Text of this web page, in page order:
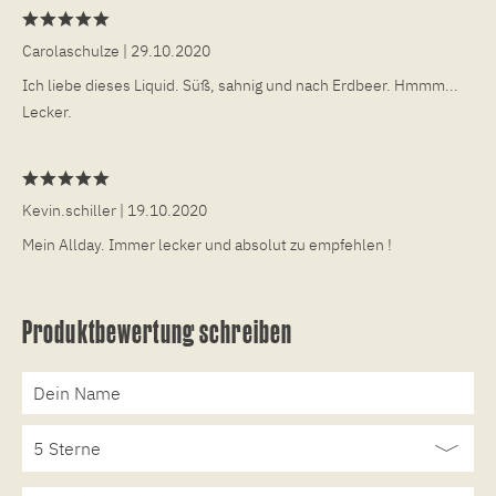
Carolaschulze | 29.10.2020
Ich liebe dieses Liquid. Süß, sahnig und nach Erdbeer. Hmmm...
Lecker.
Kevin.schiller | 19.10.2020
Mein Allday. Immer lecker und absolut zu empfehlen !
Produktbewertung schreiben